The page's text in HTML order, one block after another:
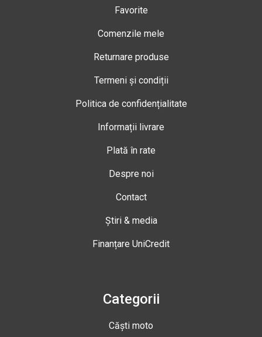
Favorite
Comenzile mele
Returnare produse
Termeni și condiții
Politica de confidențialitate
Informații livrare
Plată în rate
Despre noi
Contact
Știri & media
Finanțare UniCredit
Categorii
Căști moto